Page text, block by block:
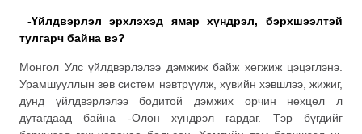
-Үйлдвэрлэл эрхлэхэд ямар хүндрэл, бэрхшээлтэй
тулгарч байна вэ?
Монгол Улс үйлдвэрлэлээ дэмжиж байж хөгжиж цэцэглэнэ.
Урамшууллын зөв систем нэвтрүүлж, хувийн хэвшлээ, жижиг,
дунд үйлдвэрлэлээ бодитой дэмжих орчин нөхцөл л
дутагдаад байна -Олон хүндрэл гардаг. Тэр бүгдийг